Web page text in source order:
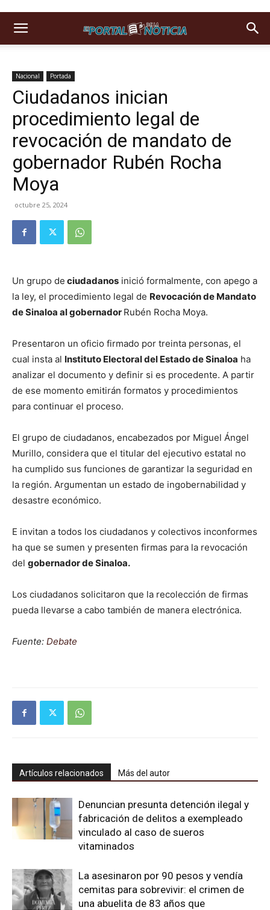
Nacional Portada
Ciudadanos inician
procedimiento legal de
revocación de mandato de
gobernador Rubén Rocha
Moya
octubre 25, 2024
Un grupo de ciudadanos inició formalmente, con apego a
la ley, el procedimiento legal de Revocación de Mandato
de Sinaloa al gobernador Rubén Rocha Moya.
Presentaron un oficio firmado por treinta personas, el
cual insta al Instituto Electoral del Estado de Sinaloa ha
analizar el documento y definir si es procedente. A partir
de ese momento emitirán formatos y procedimientos
para continuar el proceso.
El grupo de ciudadanos, encabezados por Miguel Ángel
Murillo, considera que el titular del ejecutivo estatal no
ha cumplido sus funciones de garantizar la seguridad en
la región. Argumentan un estado de ingobernabilidad y
desastre económico.
E invitan a todos los ciudadanos y colectivos inconformes
ha que se sumen y presenten firmas para la revocación
del gobernador de Sinaloa.
Los ciudadanos solicitaron que la recolección de firmas
pueda llevarse a cabo también de manera electrónica.
Fuente: Debate
Artículos relacionados Más del autor
Denuncian presunta detención ilegal y
fabricación de delitos a exempleado
vinculado al caso de sueros
vitaminados
La asesinaron por 90 pesos y vendía
cemitas para sobrevivir: el crimen de
una abuelita de 83 años que